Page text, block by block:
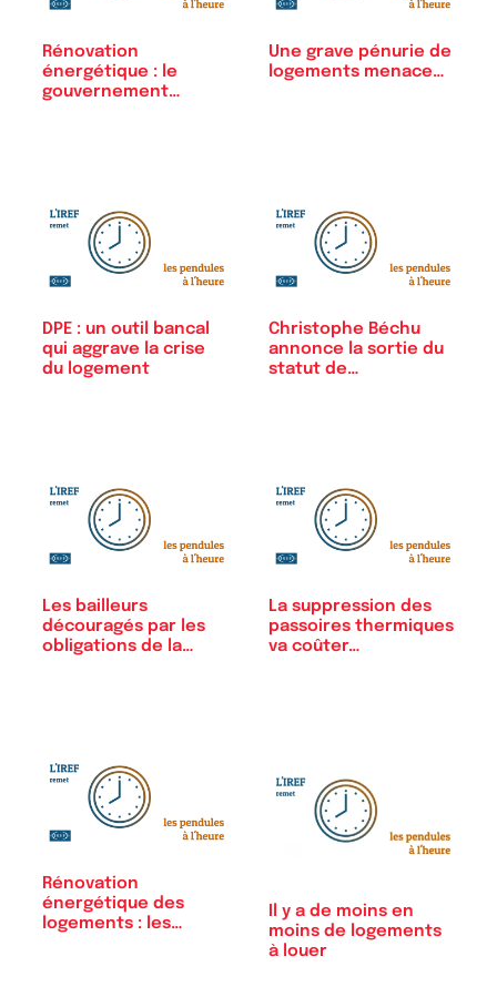
Rénovation
énergétique : le
gouvernement
Une grave pénurie de
logements menace…
DPE : un outil bancal
qui aggrave la crise
du logement
Christophe Béchu
annonce la sortie du
statut de…
Les bailleurs
découragés par les
obligations de la…
La suppression des
passoires thermiques
va coûter…
Rénovation
énergétique des
logements : les
Il y a de moins en
moins de logements
à louer